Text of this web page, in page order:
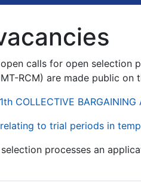
calls for open selection
RCM) are made public on
COLLECTIVE BARGAINING
to trial periods in
processes an